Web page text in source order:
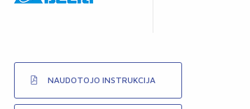
NAUDOTOJO INSTRUKCIJA